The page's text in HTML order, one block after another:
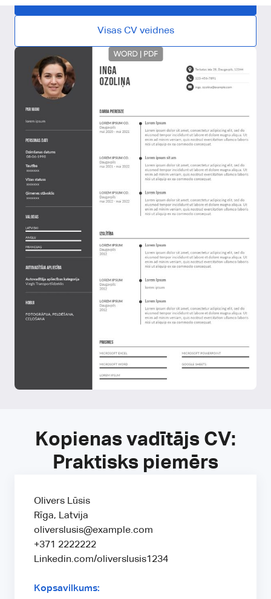
Visas CV veidnes
Kopienas vadītājs CV:
Praktisks piemērs
Olivers Lūsis
Rīga, Latvija
oliverslusis@example.com
+371 2222222
Linkedin.com/oliverslusis1234
Kopsavilkums: